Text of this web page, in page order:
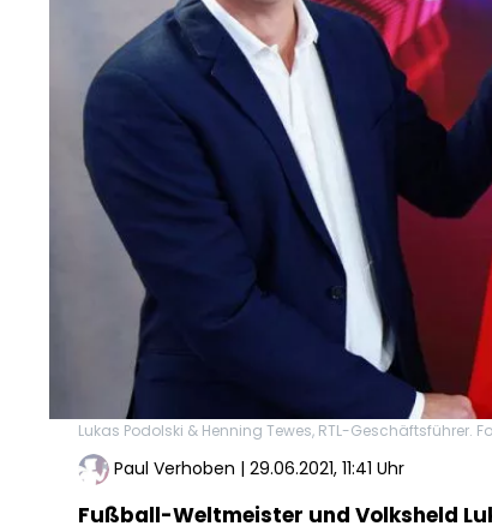
Lukas Podolski & Henning Tewes, RTL-Geschäftsführer.
Paul Verhoben | 29.06.2021, 11:41 Uhr
Fußball-Weltmeister und Volksheld